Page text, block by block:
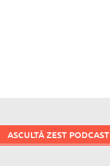
ASCULTĂ ZEST PODCAST